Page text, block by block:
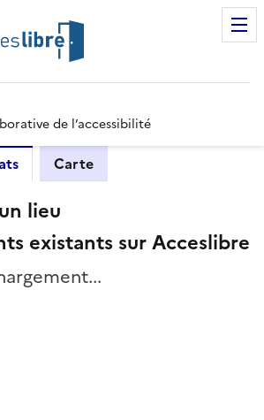
de l’accessibilité
Carte
lieu
existants sur Acceslibre